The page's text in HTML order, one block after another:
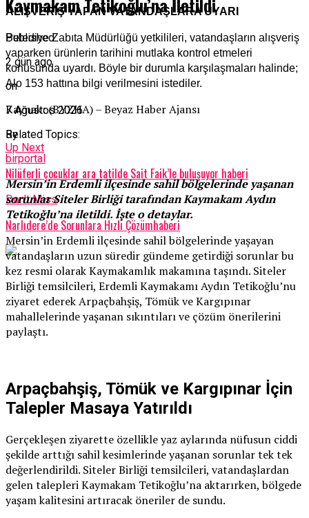
ALIŞVERİŞ YAPAN VATANDAŞLARA UYARI
Belediye Zabıta Müdürlüğü yetkilileri, vatandaşların alışveriş
yaparken ürünlerin tarihini mutlaka kontrol etmeleri
konusunda uyardı. Böyle bir durumla karşılaşmaları halinde;
Alo 153 hattına bilgi verilmesini istediler.
Kaynak: (BYZHA) – Beyaz Haber Ajansı
Related Topics:
Up Next
Nilüferli çocuklar ara tatilde Sait Faik’le buluşuyor haberi
Don't Miss
Narlıdere’de Sorunlara Hızlı Çözümhaberi
Kaymakam Tetikoğlu’na İletildi
Published
2 gün ago
on
7 Ağustos 2026
By
birportal
Mersin’in Erdemli ilçesinde sahil bölgelerinde yaşanan
sorunlar Siteler Birliği tarafından Kaymakam Aydın
Tetikoğlu’na iletildi. İşte o detaylar.
Mersin’in Erdemli ilçesinde sahil bölgelerinde yaşayan
vatandaşların uzun süredir gündeme getirdiği sorunlar bu
kez resmi olarak Kaymakamlık makamına taşındı. Siteler
Birliği temsilcileri, Erdemli Kaymakamı Aydın Tetikoğlu’nu
ziyaret ederek Arpaçbahşiş, Tömük ve Kargıpınar
mahallelerinde yaşanan sıkıntıları ve çözüm önerilerini
paylaştı.
Arpaçbahşiş, Tömük ve Kargıpınar İçin
Talepler Masaya Yatırıldı
Gerçekleşen ziyarette özellikle yaz aylarında nüfusun ciddi
şekilde arttığı sahil kesimlerinde yaşanan sorunlar tek tek
değerlendirildi. Siteler Birliği temsilcileri, vatandaşlardan
gelen talepleri Kaymakam Tetikoğlu’na aktarırken, bölgede
yaşam kalitesini artıracak öneriler de sundu.